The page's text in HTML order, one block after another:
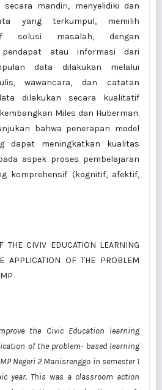
mandiri, menyelidiki dan
yang terkumpul, memilih
solusi masalah, dengan
pendapat atau informasi dari
data dilakukan melalui
wawancara, dan catatan
dilakukan secara kualitatif
Miles dan Huberman.
bahwa penerapan model
dapat meningkatkan kualitas
aspek proses pembelajaran
komprehensif (kognitif, afektif,
THE CIVIV EDUCATION LEARNING
APPLICATION OF THE PROBLEM
the Civic Education learning
of the problem- based learning
Negeri 2 Manisrenggo in semester 1
year. This was a classroom action